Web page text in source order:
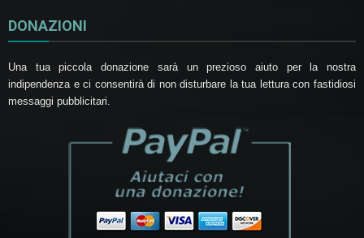
DONAZIONI
Una tua piccola donazione sarà un prezioso aiuto per la nostra
indipendenza e ci consentirà di non disturbare la tua lettura con fastidiosi
messaggi pubblicitari.